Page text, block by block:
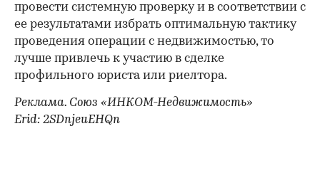
провести системную проверку и в соответствии с
ее результатами избрать оптимальную тактику
проведения операции с недвижимостью, то
лучше привлечь к участию в сделке
профильного юриста или риелтора.
Реклама. Союз «ИНКОМ-Недвижимость»
Erid: 2SDnjeuEHQn